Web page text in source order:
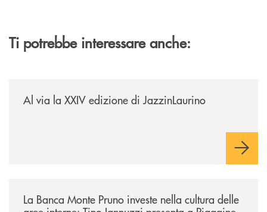
Ti potrebbe interessare anche:
Al via la XXIV edizione di JazzinLaurino
La Banca Monte Pruno investe nella cultura delle